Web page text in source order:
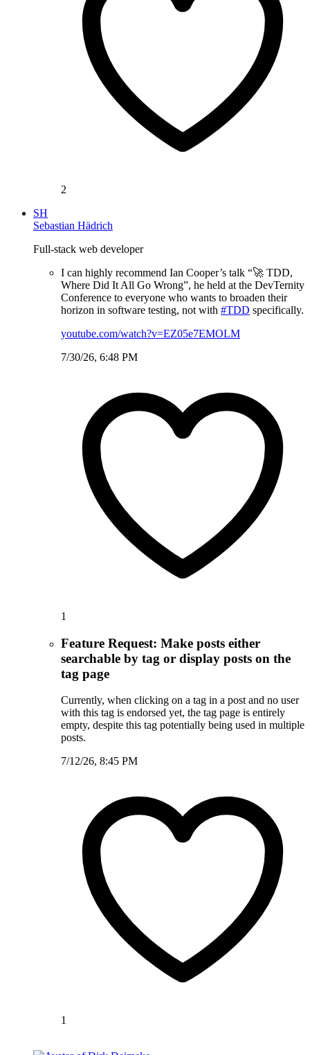
2
SH
Sebastian Hädrich
Full-stack web developer
I can highly recommend Ian Cooper’s talk “🚀 TDD,
Where Did It All Go Wrong”, he held at the DevTernity
Conference to everyone who wants to broaden their
horizon in software testing, not with #TDD specifically.
youtube.com/watch?v=EZ05e7EMOLM
7/30/26, 6:48 PM
1
Feature Request: Make posts either
searchable by tag or display posts on the
tag page
Currently, when clicking on a tag in a post and no user
with this tag is endorsed yet, the tag page is entirely
empty, despite this tag potentially being used in multiple
posts.
7/12/26, 8:45 PM
1